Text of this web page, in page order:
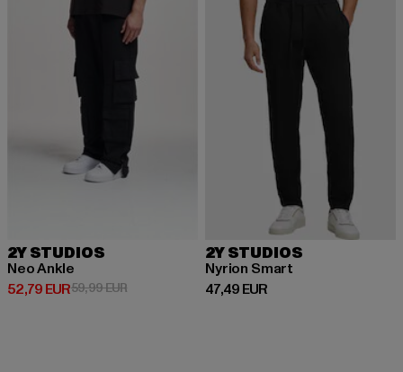
2Y STUDIOS
Neo Ankle
52,79 EUR
Derzeitiger Preis: 52,79 EUR
59,99 EURAktionspreis: 59,99 EUR
2Y STUDIOS
Nyrion Smart
47,49 EUR
Derzeitiger Preis: 47,49 EUR